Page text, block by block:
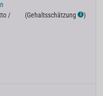
/
(Gehaltsschätzung ℹ )